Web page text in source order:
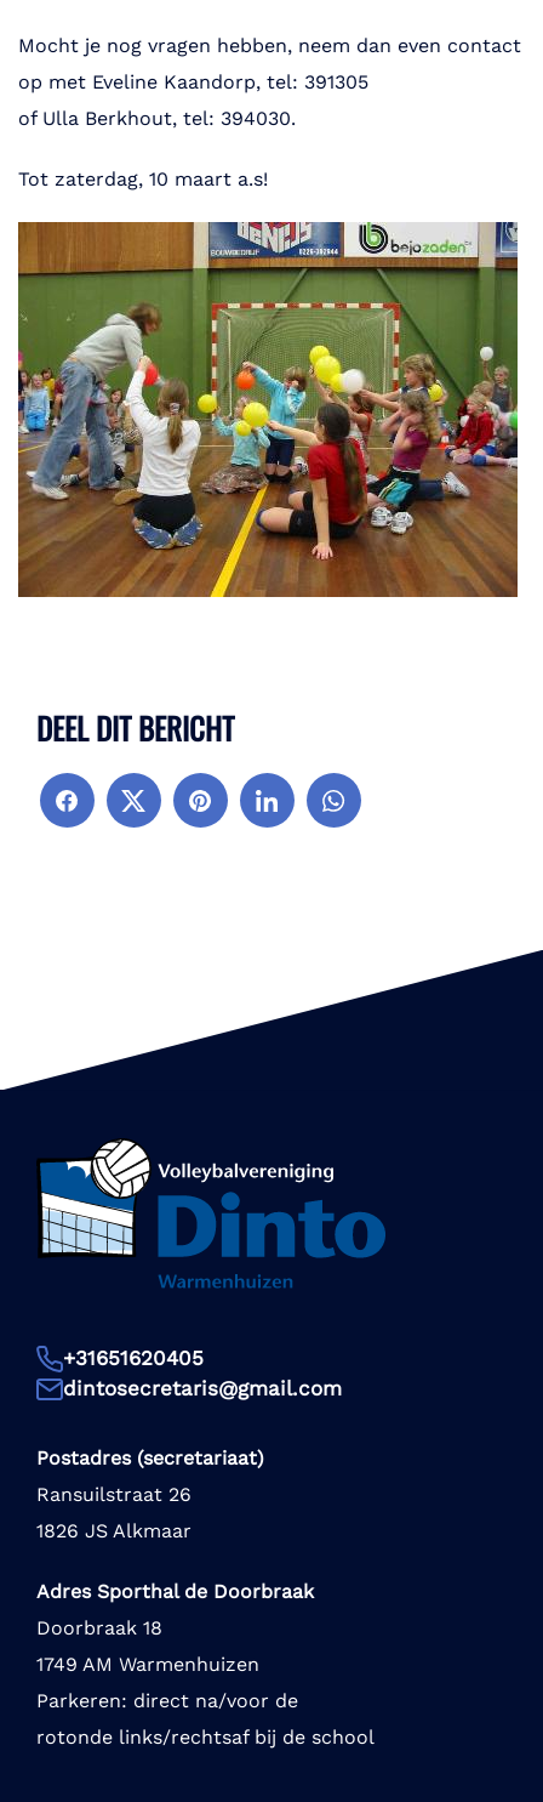
Mocht je nog vragen hebben, neem dan even contact
op met Eveline Kaandorp, tel: 391305
of Ulla Berkhout, tel: 394030.
Tot zaterdag, 10 maart a.s!
DEEL DIT BERICHT
+31651620405
dintosecretaris@gmail.com
Postadres (secretariaat)
Ransuilstraat 26
1826 JS Alkmaar
Adres Sporthal de Doorbraak
Doorbraak 18
1749 AM Warmenhuizen
Parkeren: direct na/voor de
rotonde links/rechtsaf bij de school